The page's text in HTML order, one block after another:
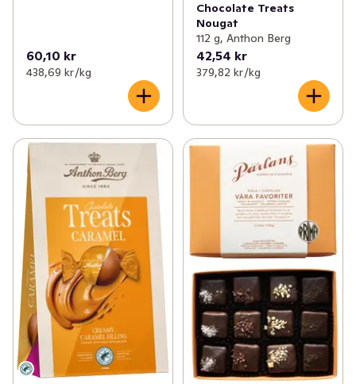
60,10 kr
438,69 kr /kg
Chocolate Treats
Nougat
112 g, Anthon Berg
42,54 kr
379,82 kr /kg